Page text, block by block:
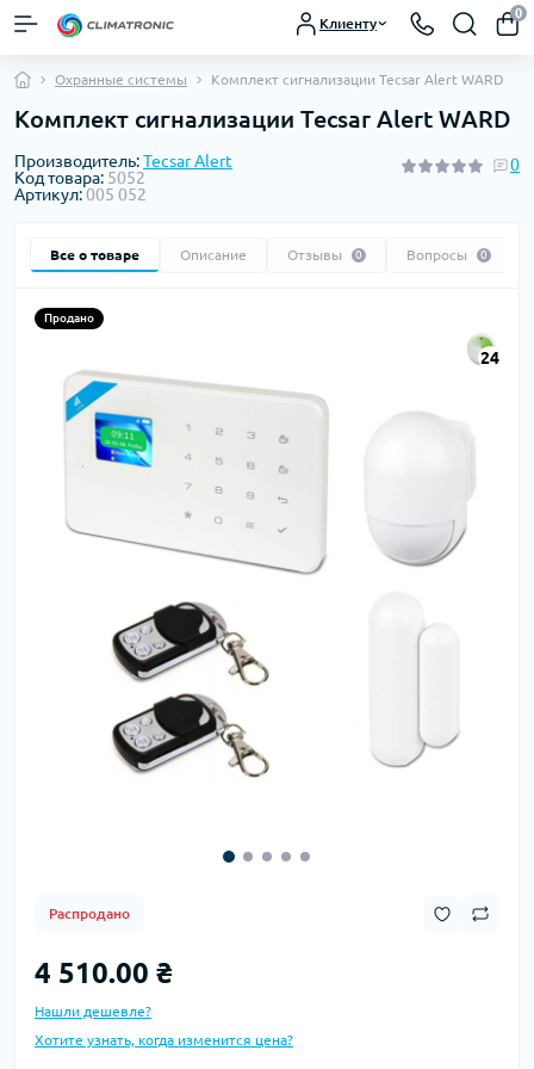
Клиенту
0
Охранные системы Комплект сигнализации Tecsar Alert WARD
Комплект сигнализации Tecsar Alert WARD
Производитель:Tecsar Alert
Код товара: 5052
Артикул:005 052
0
Все о товаре Описание Отзывы 0 Вопросы 0
Продано
24
Распродано
4 510.00 ₴
Нашли дешевле?
Хотите узнать, когда изменится цена?